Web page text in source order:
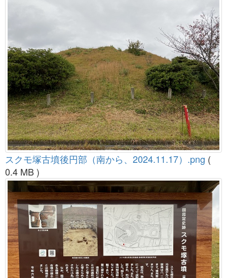
スクモ塚古墳後円部（南から、2024.11.17）.png (
0.4 MB )